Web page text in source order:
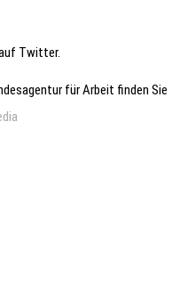
Twitter.
für Arbeit finden Sie